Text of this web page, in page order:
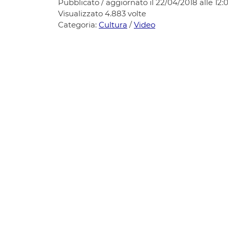
Pubblicato / aggiornato il 22/04/2018 alle
Visualizzato 4.883 volte
Categoria: Cultura /Video